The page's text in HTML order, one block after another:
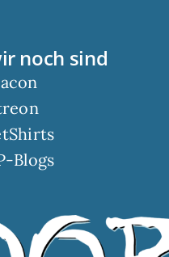
noch sind
Blogs